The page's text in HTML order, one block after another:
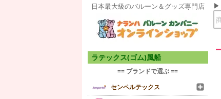
日本最大級のバルーン＆グッズ専門店
ラテックス(ゴム)風船
== ブランドで選ぶ ==
センペルテックス